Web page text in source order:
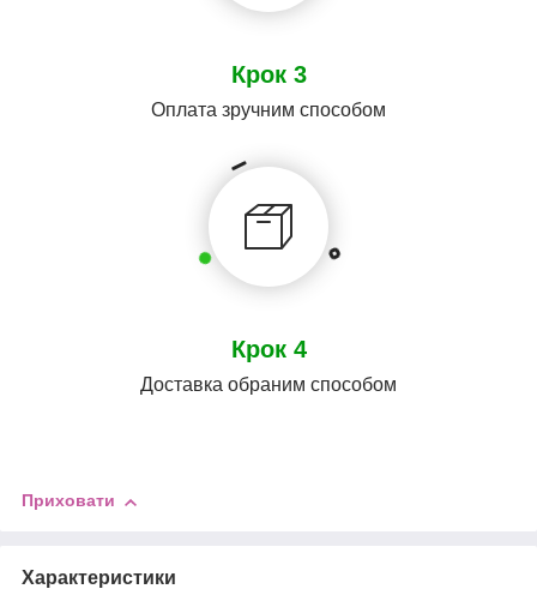
Крок 3
Оплата зручним способом
Крок 4
Доставка обраним способом
Приховати
Характеристики